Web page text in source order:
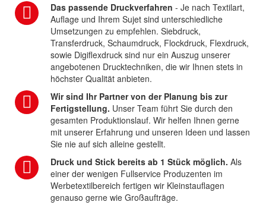
Das passende Druckverfahren - Je nach Textilart,
Auflage und Ihrem Sujet sind unterschiedliche
Umsetzungen zu empfehlen. Siebdruck,
Transferdruck, Schaumdruck, Flockdruck, Flexdruck,
sowie Digiflexdruck sind nur ein Auszug unserer
angebotenen Drucktechniken, die wir Ihnen stets in
höchster Qualität anbieten.
Wir sind Ihr Partner von der Planung bis zur
Fertigstellung. Unser Team führt Sie durch den
gesamten Produktionslauf. Wir helfen Ihnen gerne
mit unserer Erfahrung und unseren Ideen und lassen
Sie nie auf sich alleine gestellt.
Druck und Stick bereits ab 1 Stück möglich. Als
einer der wenigen Fullservice Produzenten im
Werbetextilbereich fertigen wir Kleinstauflagen
genauso gerne wie Großaufträge.